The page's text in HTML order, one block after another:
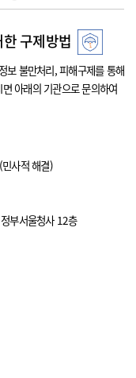
구제방법
보 불만처리, 피해구제를 통해
아래의 기관으로 문의하여
민사적 해결)
부서울청사 12층